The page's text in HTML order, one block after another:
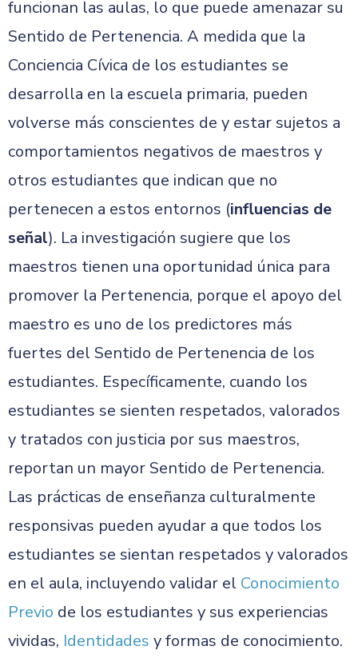
funcionan las aulas, lo que puede amenazar su
Sentido de Pertenencia. A medida que la
Conciencia Cívica de los estudiantes se
desarrolla en la escuela primaria, pueden
volverse más conscientes de y estar sujetos a
comportamientos negativos de maestros y
otros estudiantes que indican que no
pertenecen a estos entornos (influencias de
señal). La investigación sugiere que los
maestros tienen una oportunidad única para
promover la Pertenencia, porque el apoyo del
maestro es uno de los predictores más
fuertes del Sentido de Pertenencia de los
estudiantes. Específicamente, cuando los
estudiantes se sienten respetados, valorados
y tratados con justicia por sus maestros,
reportan un mayor Sentido de Pertenencia.
Las prácticas de enseñanza culturalmente
responsivas pueden ayudar a que todos los
estudiantes se sientan respetados y valorados
en el aula, incluyendo validar el Conocimiento
Previo de los estudiantes y sus experiencias
vividas, Identidades y formas de conocimiento.